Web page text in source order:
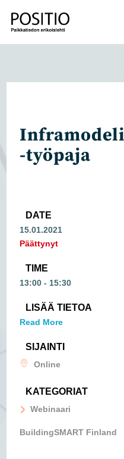
suoraan
sisältöön
-työpaja
DATE
15.01.2021
Päättynyt
TIME
13:00 - 15:30
LISÄÄ TIETOA
Read More
SIJAINTI
Online
KATEGORIAT
Webinaari
BuildingSMART Finland